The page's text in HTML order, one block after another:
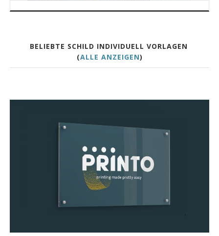
BELIEBTE SCHILD INDIVIDUELL VORLAGEN
(ALLE ANZEIGEN)